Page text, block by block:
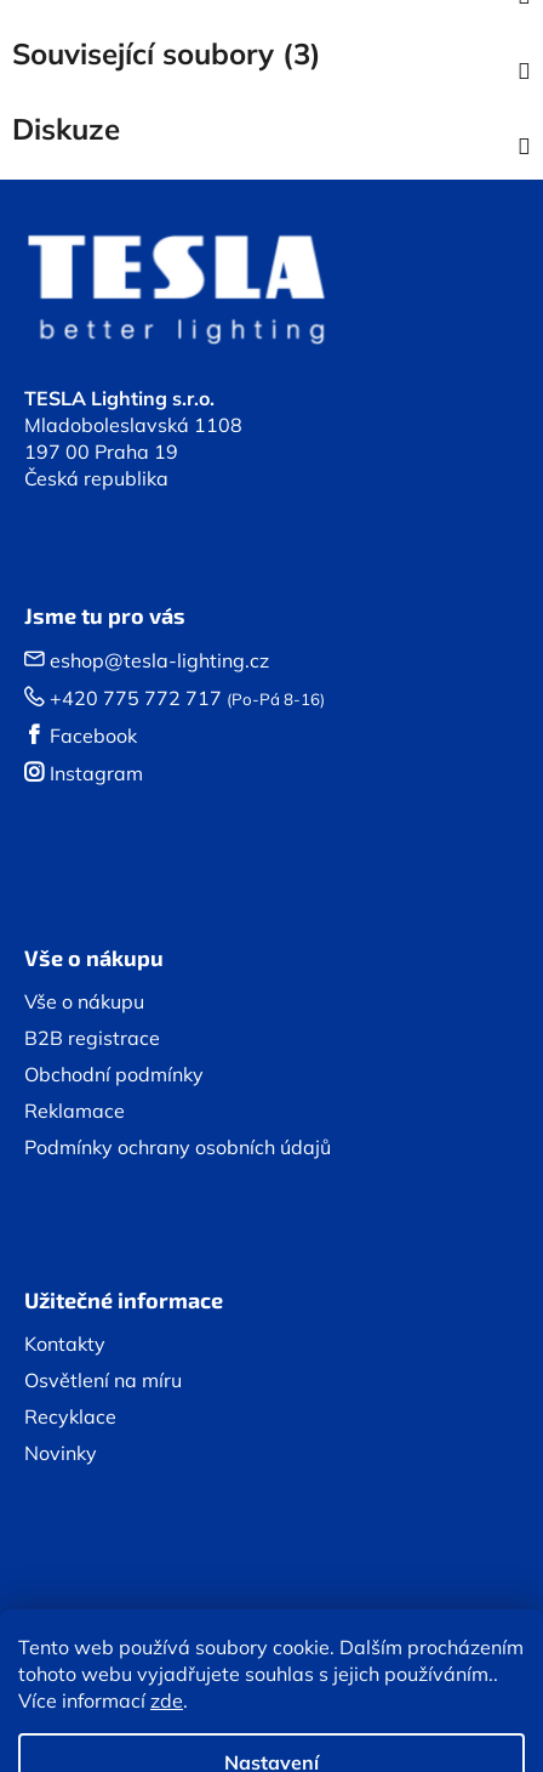
Tento web používá soubory cookie. Dalším procházením
tohoto webu vyjadřujete souhlas s jejich používáním..
Více informacízde.
Nastavení
Související soubory (3)
Diskuze
TESLA Lighting s.r.o.
Mladoboleslavská 1108
197 00 Praha 19
Česká republika
Jsme tu pro vás
eshop@tesla-lighting.cz
+420 775 772 717 (Po-Pá 8-16)
Facebook
Instagram
Vše o nákupu
Vše o nákupu
B2B registrace
Obchodní podmínky
Reklamace
Podmínky ochrany osobních údajů
Užitečné informace
Kontakty
Osvětlení na míru
Recyklace
Novinky
Online platby:
Upravit nastavení cookies